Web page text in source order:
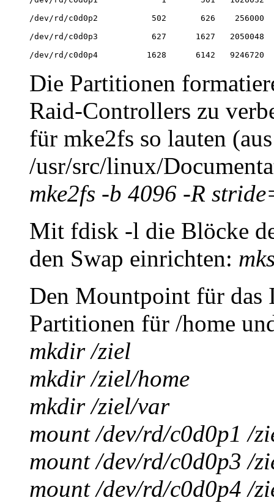
/dev/rd/c0d0p2           502       626    256000
/dev/rd/c0d0p3           627      1627   2050048
/dev/rd/c0d0p4          1628      6142   9246720
Die Partitionen
Raid-Controllers zu
für mke2fs so lauten
/usr/src/linux/
mke2fs -b 4096 -R
Mit fdisk -l die Blöcke
den Swap einrichten:
Den Mountpoint für das
Partitionen für /home
mkdir /ziel
mkdir /ziel/home
mkdir /ziel/var
mount /dev/rd/c0d0p1 /
mount /dev/rd/c0d0p3 /
mount /dev/rd/c0d0p4 /